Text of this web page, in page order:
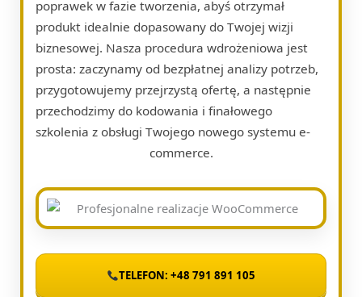
poprawek w fazie tworzenia, abyś otrzymał
produkt idealnie dopasowany do Twojej wizji
biznesowej. Nasza procedura wdrożeniowa jest
prosta: zaczynamy od bezpłatnej analizy potrzeb,
przygotowujemy przejrzystą ofertę, a następnie
przechodzimy do kodowania i finałowego
szkolenia z obsługi Twojego nowego systemu e-
commerce.
TELEFON: +48 791 891 105